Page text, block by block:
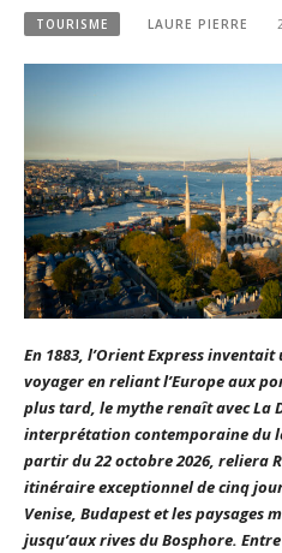
TOURISME LAURE PIERRE
En 1883, l’Orient Express
voyager en reliant l’Europe aux
plus tard, le mythe renaît avec La
interprétation contemporaine du
partir du 22 octobre 2026, reliera
itinéraire exceptionnel de cinq
Venise, Budapest et les paysages
jusqu’aux rives du Bosphore.